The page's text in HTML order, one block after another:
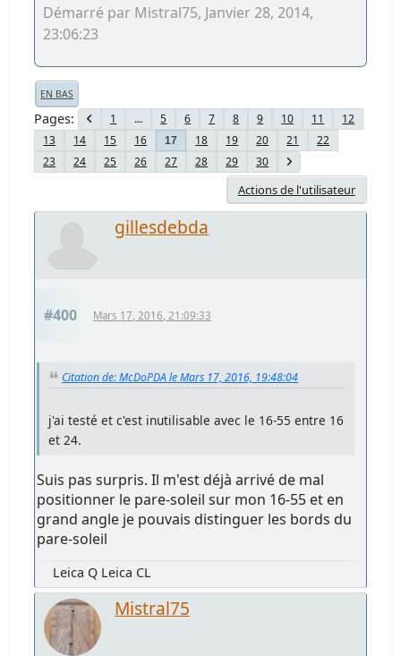
Démarré par Mistral75, Janvier 28, 2014,
23:06:23
EN BAS
Pages 1 ... 5 6 7 8 9 10 11
12
13
14 15 16 17 18 19 20 21
22
23
24 25 26 27 28 29 30
Actions de l'utilisateur
gillesdebda
#400 Mars 17, 2016, 21:09:33
Citation de: McDoPDA le Mars 17, 2016, 19:48:04
j'ai testé et c'est inutilisable avec le 16-55 entre 16
et 24.
Suis pas surpris. Il m'est déjà arrivé de mal
positionner le pare-soleil sur mon 16-55 et en
grand angle je pouvais distinguer les bords du
pare-soleil
Leica Q Leica CL
Mistral75